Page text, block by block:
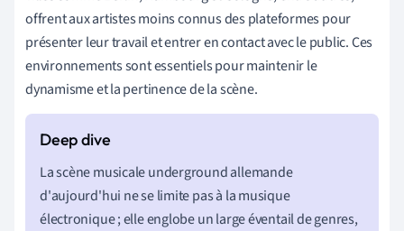
offrent aux artistes moins connus des plateformes pour
présenter leur travail et entrer en contact avec le public. Ces
environnements sont essentiels pour maintenir le
dynamisme et la pertinence de la scène.
La scène musicale underground allemande
d'aujourd'hui ne se limite pas à la musique
électronique ; elle englobe un large éventail de genres,